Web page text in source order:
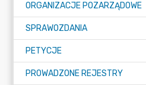
ORGANIZACJE POZARZĄDOWE
SPRAWOZDANIA
PETYCJE
PROWADZONE REJESTRY